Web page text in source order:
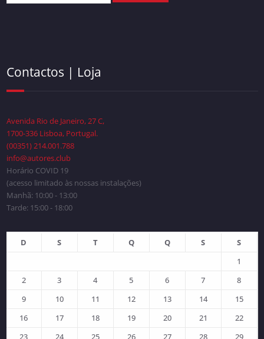
Contactos | Loja
Avenida Rio de Janeiro, 27 C,
1700-336 Lisboa, Portugal.
(00351) 214.001.788
info@autores.club
Horário COVID 19
(acesso limitado às nossas instalações)
Manhã: 10:00 - 13:00
Tarde: 15:00 - 18:00
D S T Q Q S
S
1
2
3 4 5 6 7
8
9
10 11 12 13 14
15
16
17 18 19 20 21
22
23
24 25 26 27 28 29